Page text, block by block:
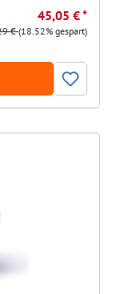
45,05 € *
€(18.52% gespart)